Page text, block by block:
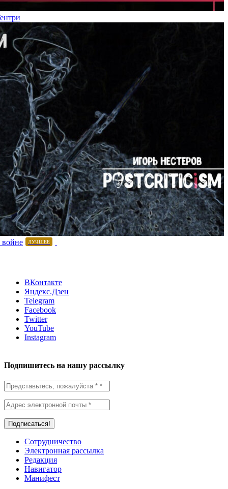
ЛУЧШЕЕ
ВКонтакте
Яндекс.Дзен
Telegram
Facebook
Twitter
YouTube
Instagram
Подпишитесь на нашу рассылку
Сотрудничество
Электронная рассылка
Редакция
Навигатор
Манифест